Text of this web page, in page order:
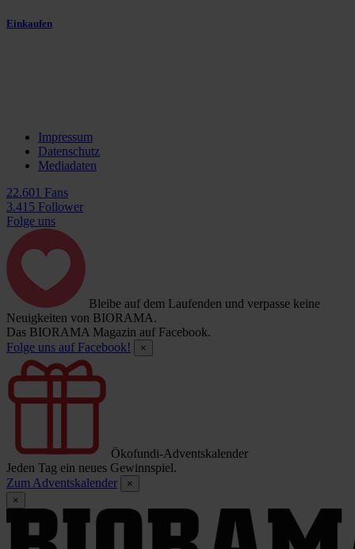
Einkaufen
Impressum
Datenschutz
Mediadaten
22.601 Fans
3.415 Follower
Folge uns
Bleibe auf dem Laufenden und verpasse keine
Neuigkeiten von BIORAMA.
Das BIORAMA Magazin auf Facebook.
Folge uns auf Facebook!
×
Ökofundi-Adventskalender
Jeden Tag ein neues Gewinnspiel.
Zum Adventskalender
×
×